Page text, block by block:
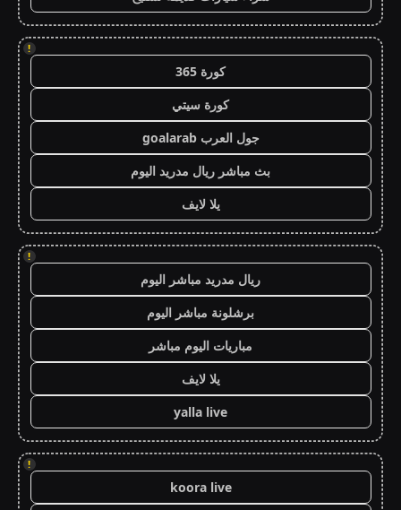
!
كورة 365
كورة سيتي
جول العرب goalarab
بث مباشر ريال مدريد اليوم
يلا لايف
!
ريال مدريد مباشر اليوم
برشلونة مباشر اليوم
مباريات اليوم مباشر
يلا لايف
yalla live
!
koora live